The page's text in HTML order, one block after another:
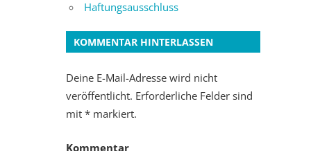
Haftungsausschluss
KOMMENTAR HINTERLASSEN
Deine E-Mail-Adresse wird nicht
veröffentlicht. Erforderliche Felder sind
mit* markiert.
Kommentar